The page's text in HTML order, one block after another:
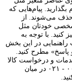
پیام‌هایی که
حذف می‌شوند. از
خودتان مثل
با توجه به
در این بخش
مطرح کنید.
و درخواست کالا
را با ایمیل info@yourdomain.com یا با شماره‌ی ۰۰۰۰ - ۰۲۱ در میان